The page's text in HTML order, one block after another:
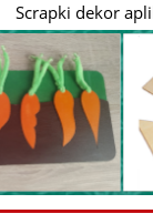
Scrapki dekor